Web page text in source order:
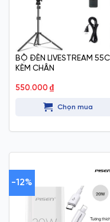
BỘ ĐÈN LIVESTREAM
KÈM CHÂN
550.000 ₫
Chọn mua
-12%